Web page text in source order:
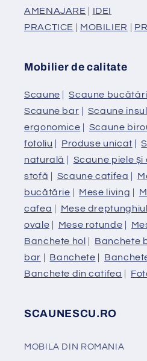
AMENAJARE | IDEI
PRACTICE | MOBILIER |
Mobilier de calitate
Scaune |Scaune
Scaune bar | Scaune
ergonomice | Scaune
fotoliu | Produse unicat |
naturală | Scaune piele și
stofă | Scaune catifea |
bucătărie | Mese living |
cafea | Mese
ovale | Mese rotunde |
Banchete hol | Banchete
bar | Banchete |
Banchete din catifea |
SCAUNESCU.RO
MOBILA DIN ROMANIA